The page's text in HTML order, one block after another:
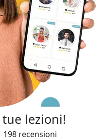
lezioni!
198 recensioni